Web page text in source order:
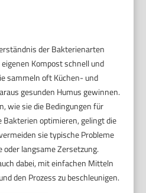
der Bakterienarten
Kompost schnell und
sammeln oft Küchen- und
gesunden Humus gewinnen.
wie sie die Bedingungen für
optimieren, gelingt die
sie typische Probleme
langsame Zersetzung.
dabei, mit einfachen Mitteln
den Prozess zu beschleunigen.